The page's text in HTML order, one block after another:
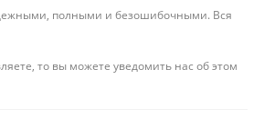
полными и безошибочными. Вся
то вы можете уведомить нас об этом